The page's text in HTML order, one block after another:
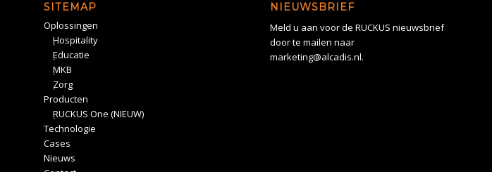
SITEMAP
Oplossingen
Hospitality
Educatie
MKB
Zorg
Producten
RUCKUS One (NIEUW)
Technologie
Cases
Nieuws
NIEUWSBRIEF
Meld u aan voor de RUCKUS nieuwsbrief
door te mailen naar
marketing@alcadis.nl.